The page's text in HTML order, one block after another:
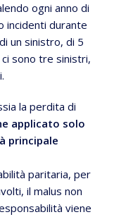
ogni anno di
incidenti durante
un sinistro, di 5
sono tre sinistri,
la perdita di
applicato solo
principale
paritaria, per
il malus non
viene